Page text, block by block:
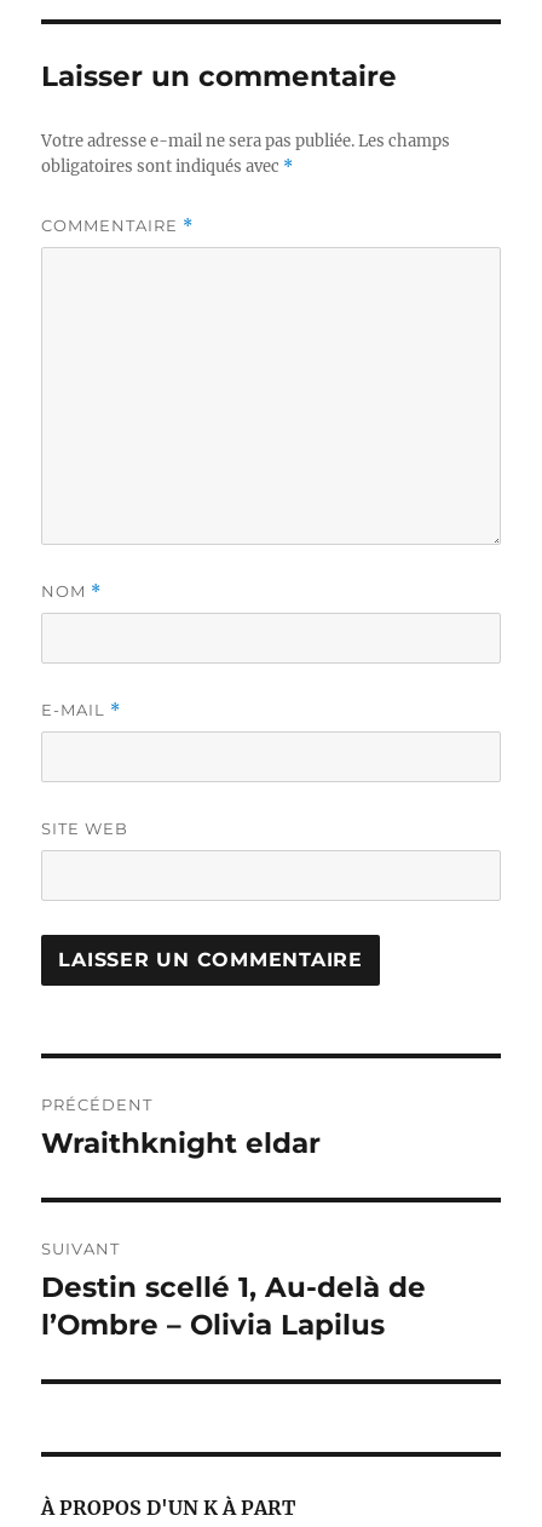
Laisser un commentaire
Votre adresse e-mail ne sera pas publiée. Les champs
obligatoires sont indiqués avec *
COMMENTAIRE *
NOM *
E-MAIL *
SITE WEB
de
PRÉCÉDENT
Publication
Wraithknight eldar
SUIVANT
Publication
suivante :
Destin scellé 1, Au-delà de
l’Ombre – Olivia Lapilus
À PROPOS D'UN K À PART